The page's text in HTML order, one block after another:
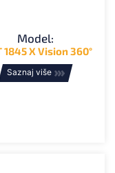
Model:
1845 X Vision 360°
Saznaj više